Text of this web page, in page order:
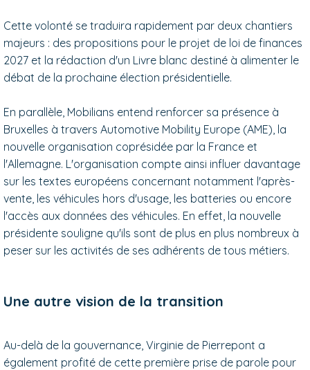
Cette volonté se traduira rapidement par deux chantiers
majeurs : des propositions pour le projet de loi de finances
2027 et la rédaction d'un Livre blanc destiné à alimenter le
débat de la prochaine élection présidentielle.
En parallèle, Mobilians entend renforcer sa présence à
Bruxelles à travers Automotive Mobility Europe (AME), la
nouvelle organisation coprésidée par la France et
l'Allemagne. L'organisation compte ainsi influer davantage
sur les textes européens concernant notamment l'après-
vente, les véhicules hors d'usage, les batteries ou encore
l'accès aux données des véhicules. En effet, la nouvelle
présidente souligne qu'ils sont de plus en plus nombreux à
peser sur les activités de ses adhérents de tous métiers.
Une autre vision de la transition
Au-delà de la gouvernance, Virginie de Pierrepont a
également profité de cette première prise de parole pour